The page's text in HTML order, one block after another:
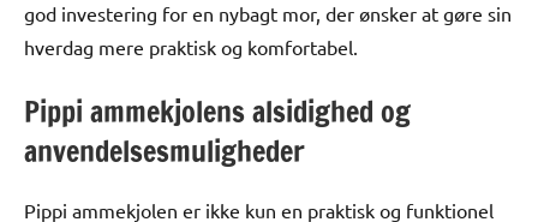
god investering for en nybagt mor, der ønsker at gøre sin
hverdag mere praktisk og komfortabel.
Pippi ammekjolens alsidighed og
anvendelsesmuligheder
Pippi ammekjolen er ikke kun en praktisk og funktionel